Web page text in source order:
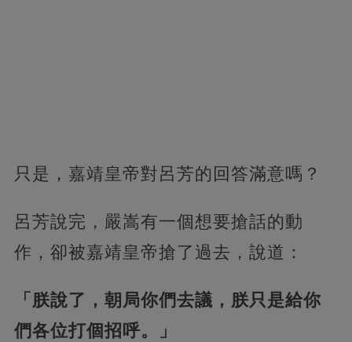
只是，嘉靖皇帝對呂芳的回答滿意嗎？
呂芳說完，嚴嵩有一個想要搶話的動
作，卻被嘉靖皇帝搶了過去，說道：
「朕說了，朝局你們去議，朕只是給你
們各位打個招呼。」